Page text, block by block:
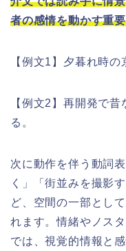
者の感情を動かす重
【例文1】夕暮れ時
【例文2】再開発で
る。
次に動作を伴う動詞
く」「街並みを撮影
ど、空間の一部とし
れます。情緒やノス
では、視覚的情報と